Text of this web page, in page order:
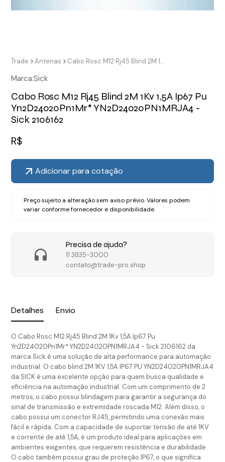
Detalhes Envio
O Cabo Rosc M12 Rj45 Blind 2M 1Kv 1,5A Ip67 Pu
Yn2D24020Pn1Mr* YN2D24020PN1MRJA4 - Sick 2106162 da
marca Sick é uma solução de alta performance para automação
industrial. O cabo blind 2M 1KV 1,5A IP67 PU YN2D24020PN1MRJA4
da SICK é uma excelente opção para quem busca qualidade e
eficiência na automação industrial. Com um comprimento de 2
metros, o cabo possui blindagem para garantir a segurança do
sinal de transmissão e extremidade roscada M12. Além disso, o
cabo possui um conector RJ45, permitindo uma conexão mais
fácil e rápida. Com a capacidade de suportar tensão de até 1KV
e corrente de até 1,5A, é um produto ideal para aplicações em
ambientes exigentes, que requerem resistência e durabilidade.
O cabo também possui grau de proteção IP67, o que significa
Trade Antenas Cabo Rosc M12 Rj45 Blind 2M 1Kv 1,5A Ip67 Pu Yn2D24020Pn1Mr* YN2D24020PN1MRJA4 - Sick 2106162
Marca:Sick
Cabo Rosc M12 Rj45 Blind 2M 1Kv 1,5A Ip67 Pu
Yn2D24020Pn1Mr* YN2D24020PN1MRJA4 -
Sick 2106162
R$
Adicionar para cotação
Preço sujeito a alteração sem aviso prévio. Valores podem
variar conforme fornecedor e disponibilidade.
Precisa de ajuda?
11 3835-3000
contato@trade-pro.shop